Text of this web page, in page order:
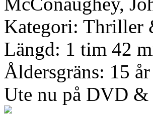
Kategori: Thriller
Längd: 1 tim 42
Åldersgräns: 15 år
Ute nu på DVD